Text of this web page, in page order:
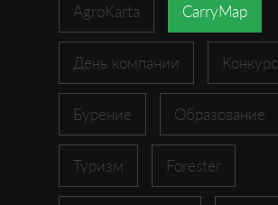
AgroKarta CarryMap
День компании Конкурс
Бурение Образование
Туризм Forester